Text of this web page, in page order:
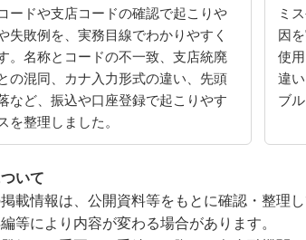
ードや支店コードの確認で起こりや
失敗例を、実務目線でわかりやすく
。名称とコードの不一致、支店統廃
の混同、カナ入力形式の違い、先頭
など、振込や口座登録で起こりやす
を整理しました。
ミ
因
使
違
ブ
いて
載情報は、公開資料等をもとに確認・整理
等により内容が変わる場合があります。